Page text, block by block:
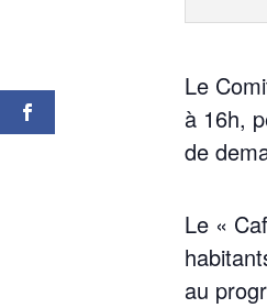
Le
à 16h,
de
Le «
au